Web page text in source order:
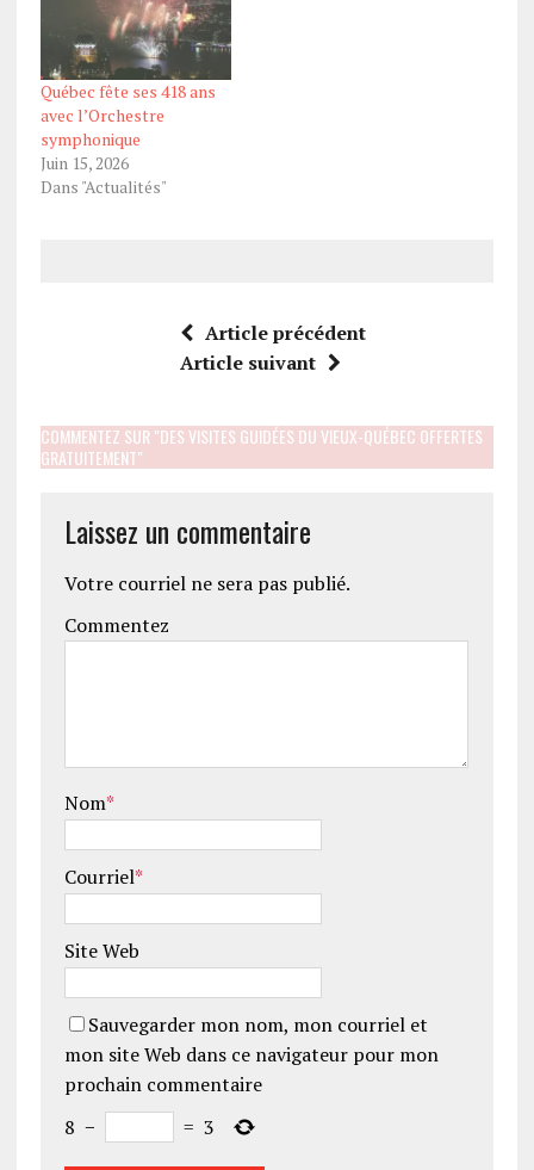
Québec fête ses 418 ans
avec l’Orchestre
symphonique
Juin 15, 2026
Dans "Actualités"
Article précédent
Article suivant
COMMENTEZ SUR "DES VISITES GUIDÉES DU VIEUX-QUÉBEC OFFERTES
GRATUITEMENT"
Laissez un commentaire
Votre courriel ne sera pas publié.
Commentez
Nom*
Courriel*
Site Web
Sauvegarder mon nom, mon courriel et
mon site Web dans ce navigateur pour mon
prochain commentaire
8 − = 3